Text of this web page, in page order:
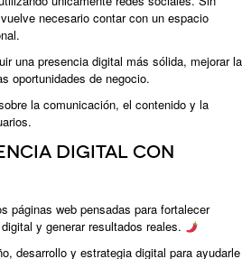
necesario contar con un espacio
una presencia digital más sólida, mejorar la
oportunidades de negocio.
la comunicación, el contenido y la
digital con
páginas web pensadas para fortalecer
y generar resultados reales.
desarrollo y estrategia digital para ayudarle